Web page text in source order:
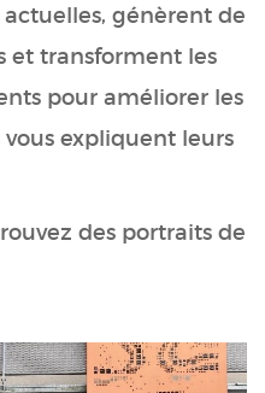
génèrent de
et transforment les
pour améliorer les
vous expliquent leurs
des portraits de